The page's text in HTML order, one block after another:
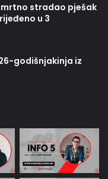
stradao pješak
u 3
godišnjakinja iz